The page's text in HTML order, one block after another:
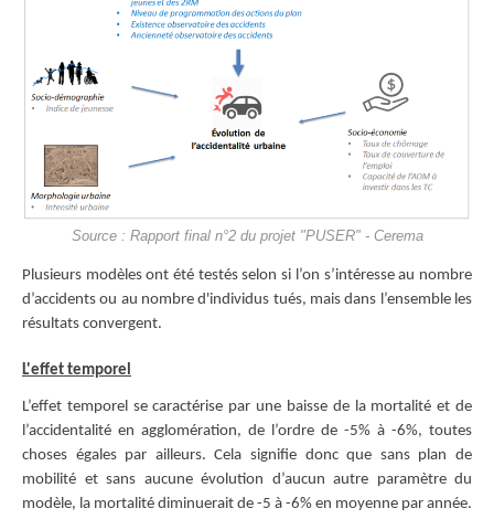
Source : Rapport final n°2 du projet "PUSER" - Cerema
Plusieurs modèles ont été testés selon si l’on s’intéresse au nombre
d’accidents ou au nombre d'individus tués, mais dans l’ensemble les
résultats convergent.
L'effet temporel
L’effet temporel se caractérise par une baisse de la mortalité et de
l’accidentalité en agglomération, de l’ordre de -5% à -6%, toutes
choses égales par ailleurs. Cela signifie donc que sans plan de
mobilité et sans aucune évolution d’aucun autre paramètre du
modèle, la mortalité diminuerait de -5 à -6% en moyenne par année.